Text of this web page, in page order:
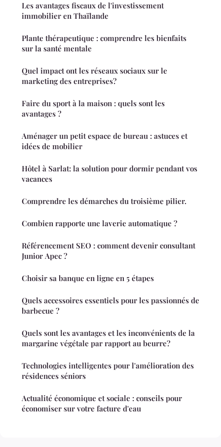
Les avantages fiscaux de l'investissement
immobilier en Thaïlande
Plante thérapeutique : comprendre les bienfaits
sur la santé mentale
Quel impact ont les réseaux sociaux sur le
marketing des entreprises?
Faire du sport à la maison : quels sont les
avantages ?
Aménager un petit espace de bureau : astuces et
idées de mobilier
Hôtel à Sarlat: la solution pour dormir pendant vos
vacances
Comprendre les démarches du troisième pilier.
Combien rapporte une laverie automatique ?
Référencement SEO : comment devenir consultant
Junior Apec ?
Choisir sa banque en ligne en 5 étapes
Quels accessoires essentiels pour les passionnés de
barbecue ?
Quels sont les avantages et les inconvénients de la
margarine végétale par rapport au beurre?
Technologies intelligentes pour l'amélioration des
résidences séniors
Actualité économique et sociale : conseils pour
économiser sur votre facture d'eau